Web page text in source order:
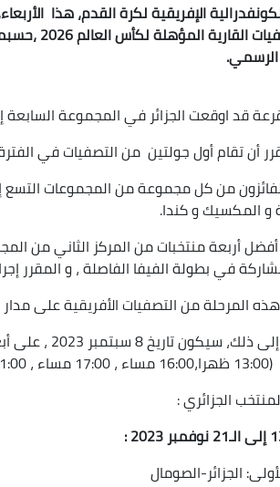
الإفريقية لكرة القدم، هذا
في
قد اوقعت الجزائر في المجموعة السابعة
تقام أول جولتين من التصفيات في الفترة ما بين 13 و21
و المكسيك و كندا.
أربعة منتخبات من المركز الثاني من
في بطولة الفيفا الفاصلة ، و المقرر
المرحلة من التصفيات الأفريقية على مدار 23 شهرا.
بالإضافة
الجزائري :
الجزائر-الصومال